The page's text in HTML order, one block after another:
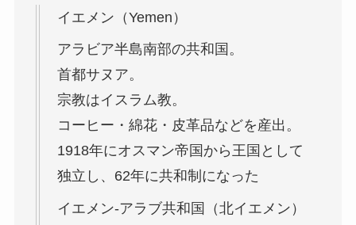
イエメン（Yemen）
アラビア半島南部の共和国。
首都サヌア。
宗教はイスラム教。
コーヒー・綿花・皮革品などを産出。
1918年にオスマン帝国から王国として
独立し、62年に共和制になった
イエメン‐アラブ共和国（北イエメン）